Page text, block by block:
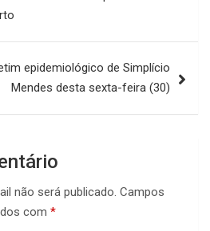
epidemiológico de Simplício
Mendes desta sexta-feira (30)
não será publicado. Campos
com *